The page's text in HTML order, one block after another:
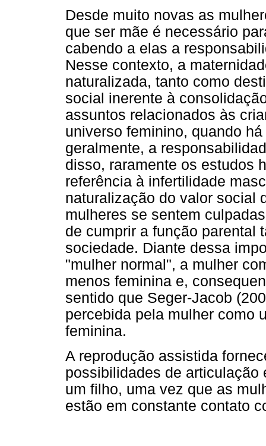
Desde muito novas as
que ser mãe é necessário
cabendo a elas a
Nesse contexto, a
naturalizada, tanto como
social inerente à
assuntos relacionados às
universo feminino, quando
geralmente, a
disso, raramente os estudos
referência à infertilidade
naturalização do valor social
mulheres se sentem
de cumprir a função parental
sociedade. Diante dessa
"mulher normal", a mulher
menos feminina e,
sentido que Seger-Jacob
percebida pela mulher como
feminina.
A reprodução assistida
possibilidades de articulação
um filho, uma vez que as
estão em constante contato